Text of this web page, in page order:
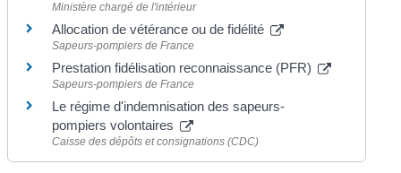
Ministère chargé de l'intérieur
Allocation de vétérance ou de fidélité
Sapeurs-pompiers de France
Prestation fidélisation reconnaissance (PFR)
Sapeurs-pompiers de France
Le régime d'indemnisation des sapeurs-
pompiers volontaires
Caisse des dépôts et consignations (CDC)